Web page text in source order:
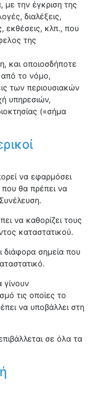
με την έγκριση της
διαλέξεις,
εκθέσεις, κλπ., που
της
και οποιοσδήποτε
το νόμο,
των περιουσιακών
υπηρεσιών,
(«σήμα
να εφαρμόσει
θα πρέπει να
να καθορίζει τους
καταστατικού.
διάφορα σημεία που
γίνουν
τις οποίες το
να υποβάλλει στη
σε όλα τα